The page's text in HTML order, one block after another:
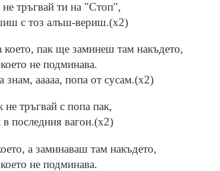
тръгвай ти на "Стоп",
с тоз алъш-вериш.(x2)
пак ще заминеш там накъдето,
не подминава.
знам, ааааа, попа от сусам.(x2)
тръгвай с попа пак,
в последния вагон.(x2)
а заминаваш там накъдето,
не подминава.